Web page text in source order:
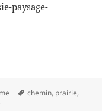
paysage-
Mots-
chemin, prairie,